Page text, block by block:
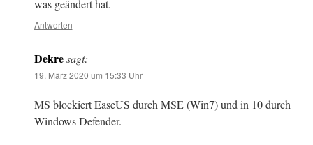
was geändert hat.
Antworten
Dekre sagt:
19. März 2020 um 15:33 Uhr
MS blockiert EaseUS durch MSE (Win7) und in 10 durch
Windows Defender.